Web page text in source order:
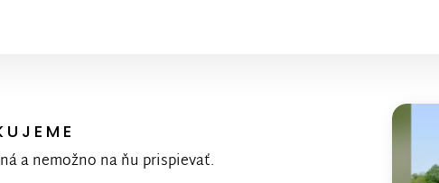
a nemožno na ňu prispievať.